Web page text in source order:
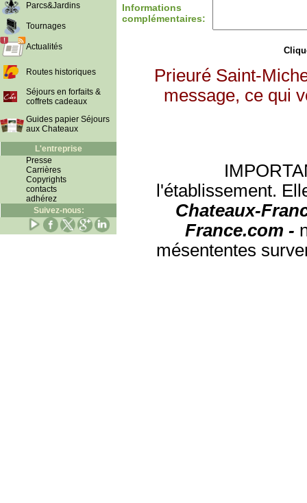
Parcs&Jardins
Tournages
Actualités
Routes historiques
Séjours en forfaits &
coffrets cadeaux
Guides papier Séjours
aux Chateaux
L'entreprise
Presse
Carrières
Copyrights
contacts
adhérez
Suivez-nous:
Informations
complémentaires:
Prieuré Saint-
message, ce qui
l'établissement.
Chateaux-
France.com -
mésententes